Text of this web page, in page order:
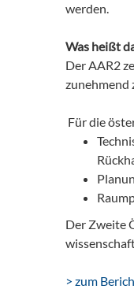
werden.
Was heißt
Der AAR2
zunehmend
Für die
Der Zweite
> zum